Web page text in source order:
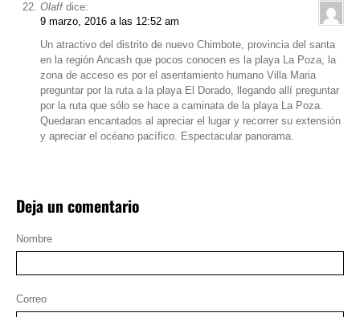
Olaff dice:
9 marzo, 2016 a las 12:52 am
Un atractivo del distrito de nuevo Chimbote, provincia del santa
en la región Ancash que pocos conocen es la playa La Poza, la
zona de acceso es por el asentamiento humano Villa Maria
preguntar por la ruta a la playa El Dorado, llegando allí preguntar
por la ruta que sólo se hace a caminata de la playa La Poza.
Quedaran encantados al apreciar el lugar y recorrer su extensión
y apreciar el océano pacífico. Espectacular panorama.
Deja un comentario
Nombre
Correo